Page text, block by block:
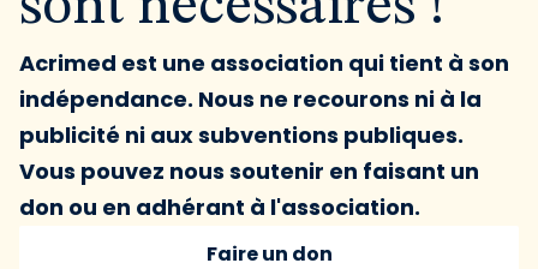
Acrimed est une association qui tient à son
indépendance. Nous ne recourons ni à la
publicité ni aux subventions publiques.
Vous pouvez nous soutenir en faisant un
don ou en adhérant à l'association.
Faire un don